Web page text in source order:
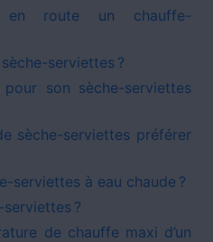
en route un chauffe-
serviettes ?
son sèche-serviettes
sèche-serviettes préférer
serviettes à eau chaude ?
?
de chauffe maxi d’un